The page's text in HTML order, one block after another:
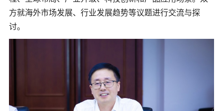
方就海外市场发展、行业发展趋势等议题进行交流与探
讨。